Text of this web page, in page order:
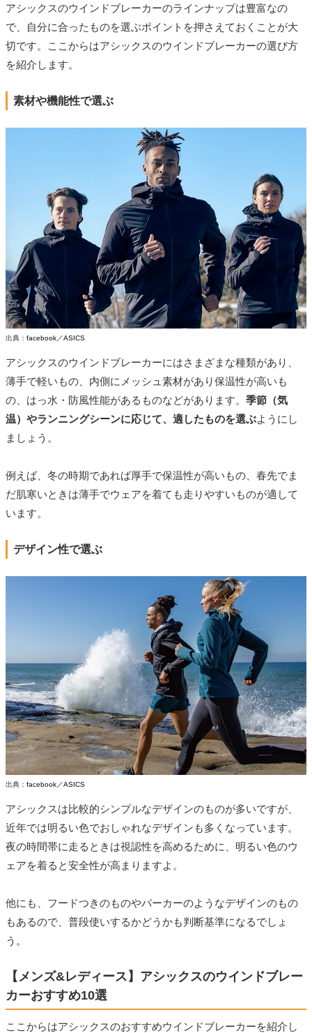
アシックスのウインドブレーカーのラインナップは豊富なの
で、自分に合ったものを選ぶポイントを押さえておくことが大
切です。ここからはアシックスのウインドブレーカーの選び方
を紹介します。
素材や機能性で選ぶ
出典： facebook／ASICS
アシックスのウインドブレーカーにはさまざまな種類があり、
薄手で軽いもの、内側にメッシュ素材があり保温性が高いも
の、はっ水・防風性能があるものなどがあります。 季節（気
温）やランニングシーンに応じて、適したものを選ぶようにし
ましょう。
例えば、冬の時期であれば厚手で保温性が高いもの、春先でま
だ肌寒いときは薄手でウェアを着ても走りやすいものが適して
います。
デザイン性で選ぶ
出典： facebook／ASICS
アシックスは比較的シンプルなデザインのものが多いですが、
近年では明るい色でおしゃれなデザインも多くなっています。
夜の時間帯に走るときは視認性を高めるために、明るい色のウ
ェアを着ると安全性が高まりますよ。
他にも、フードつきのものやパーカーのようなデザインのもの
もあるので、普段使いするかどうかも判断基準になるでしょ
う。
【メンズ&レディース】アシックスのウインドブレー
カーおすすめ10選
ここからはアシックスのおすすめウインドブレーカーを紹介し